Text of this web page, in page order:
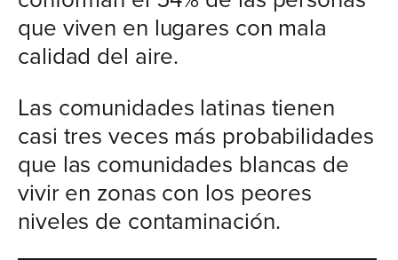
que viven en lugares con mala
calidad del aire.
Las comunidades latinas tienen
casi tres veces más probabilidades
que las comunidades blancas de
vivir en zonas con los peores
niveles de contaminación.